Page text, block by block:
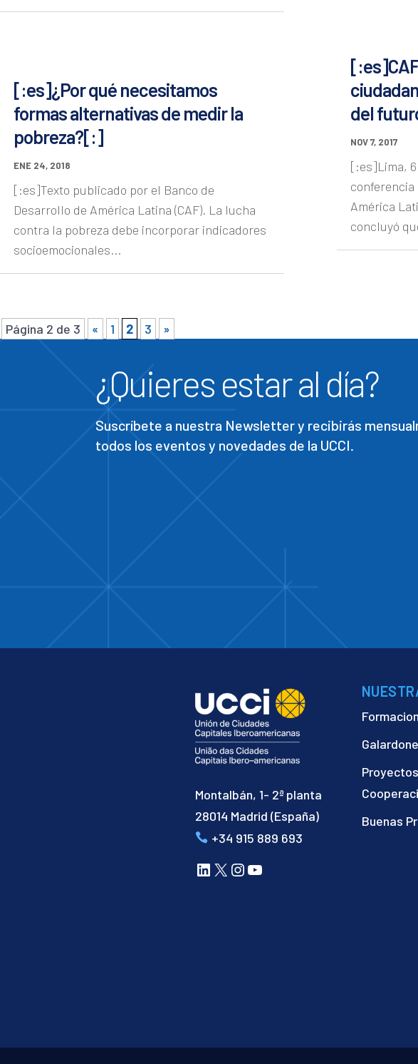
[:es]¿Por qué necesitamos
formas alternativas de medir la
pobreza?[:]
ENE 24, 2018
[:es]Texto publicado por el Banco de
Desarrollo de América Latina (CAF). La lucha
contra la pobreza debe incorporar indicadores
socioemocionales...
del
NOV 7, 2017
[:es]Lima, 6
conferencia
América
concluyó
Página 2 de 3 « 1 2 3 »
¿Quieres estar al día?
Suscríbete a nuestra Newsletter y recibirás
todos los eventos y novedades de la UCCI.
Montalbán, 1- 2ª planta
28014 Madrid (España)
+34 915 889 693
LinkedIn
X Instagram
YouTube
Buenas